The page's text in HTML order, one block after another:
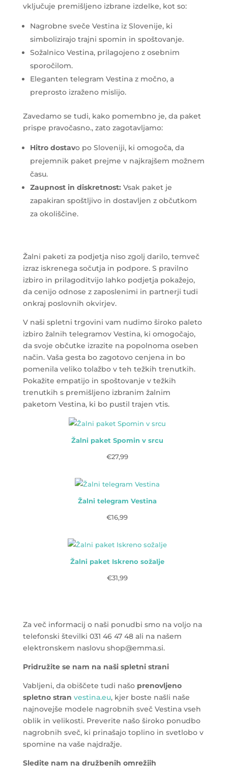
vključuje premišljeno izbrane izdelke, kot so:
Nagrobne sveče Vestina iz Slovenije, ki
simbolizirajo trajni spomin in spoštovanje.
Sožalnico Vestina, prilagojeno z osebnim
sporočilom.
Eleganten telegram Vestina z močno, a
preprosto izraženo mislijo.
Zavedamo se tudi, kako pomembno je, da paket
prispe pravočasno., zato zagotavljamo:
Hitro dostavo po Sloveniji, ki omogoča, da
prejemnik paket prejme v najkrajšem možnem
času.
Zaupnost in diskretnost: Vsak paket je
zapakiran spoštljivo in dostavljen z občutkom
za okoliščine.
Žalni paketi za podjetja niso zgolj darilo, temveč
izraz iskrenega sočutja in podpore. S pravilno
izbiro in prilagoditvijo lahko podjetja pokažejo,
da cenijo odnose z zaposlenimi in partnerji tudi
onkraj poslovnih okvirjev.
V naši spletni trgovini vam nudimo široko paleto
izbiro žalnih telegramov Vestina, ki omogočajo,
da svoje občutke izrazite na popolnoma oseben
način. Vaša gesta bo zagotovo cenjena in bo
pomenila veliko tolažbo v teh težkih trenutkih.
Pokažite empatijo in spoštovanje v težkih
trenutkih s premišljeno izbranim žalnim
paketom Vestina, ki bo pustil trajen vtis.
Žalni paket Spomin v srcu
€27,99
Žalni telegram Vestina
€16,99
Žalni paket Iskreno sožalje
€31,99
Za več informacij o naši ponudbi smo na voljo na
telefonski številki 031 46 47 48 ali na našem
elektronskem naslovu shop@emma.si.
Pridružite se nam na naši spletni strani
Vabljeni, da obiščete tudi našo prenovljeno
spletno stran vestina.eu, kjer boste našli naše
najnovejše modele nagrobnih sveč Vestina vseh
oblik in velikosti. Preverite našo široko ponudbo
nagrobnih sveč, ki prinašajo toplino in svetlobo v
spomine na vaše najdražje.
Sledite nam na družbenih omrežjih